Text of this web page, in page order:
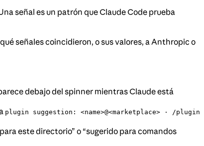
señal es un patrón que Claude Code prueba
señales coincidieron, o sus valores, a Anthropic o
debajo del spinner mientras Claude está
plugin suggestion: <name>@<marketplace> · /plugin
este directorio” o “sugerido para comandos